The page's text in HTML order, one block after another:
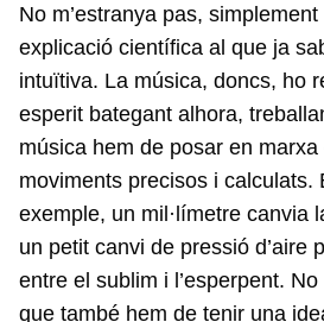
No m’estranya pas, simplement
explicació científica al que ja
intuïtiva. La música, doncs, ho
esperit bategant alhora,
música hem de posar en
moviments precisos i calculats.
exemple, un mil·límetre canvia
un petit canvi de pressió d’aire
entre el sublim i l’esperpent.
que també hem de tenir una